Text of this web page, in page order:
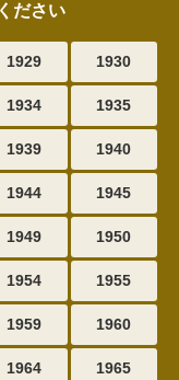
ださい
1929 1930
1934 1935
1939 1940
1944 1945
1949 1950
1954 1955
1959 1960
1964 1965